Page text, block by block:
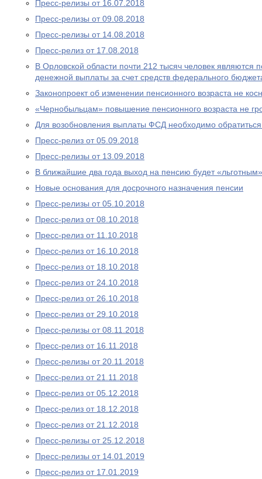
Пресс-релизы от 16.07.2018
Пресс-релизы от 09.08.2018
Пресс-релизы от 14.08.2018
Пресс-релиз от 17.08.2018
В Орловской области почти 212 тысяч человек являются
денежной выплаты за счет средств федерального
Законопроект об изменении пенсионного возраста не
«Чернобыльцам» повышение пенсионного возраста не
Для возобновления выплаты ФСД необходимо
Пресс-релиз от 05.09.2018
Пресс-релизы от 13.09.2018
В ближайшие два года выход на пенсию будет «льготным»
Новые основания для досрочного назначения пенсии
Пресс-релизы от 05.10.2018
Пресс-релиз от 08.10.2018
Пресс-релиз от 11.10.2018
Пресс-релиз от 16.10.2018
Пресс-релиз от 18.10.2018
Пресс-релиз от 24.10.2018
Пресс-релиз от 26.10.2018
Пресс-релиз от 29.10.2018
Пресс-релизы от 08.11.2018
Пресс-релиз от 16.11.2018
Пресс-релизы от 20.11.2018
Пресс-релиз от 21.11.2018
Пресс-релиз от 05.12.2018
Пресс-релиз от 18.12.2018
Пресс-релиз от 21.12.2018
Пресс-релизы от 25.12.2018
Пресс-релизы от 14.01.2019
Пресс-релиз от 17.01.2019